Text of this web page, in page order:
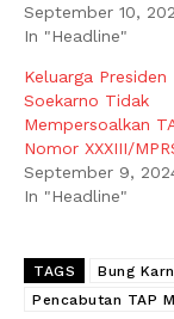
September 10,
In "Headline"
Keluarga Presiden
Soekarno Tidak
Mempersoalkan
Nomor XXXIII/
September 9,
In "Headline"
TAGS
Bung
Pencabutan TAP